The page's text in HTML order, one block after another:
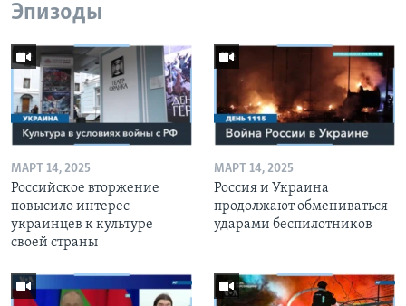
Эпизоды
МАРТ 14, 2025
Российское вторжение
повысило интерес
украинцев к культуре
своей страны
МАРТ 14, 2025
Россия и Украина
продолжают обмениваться
ударами беспилотников